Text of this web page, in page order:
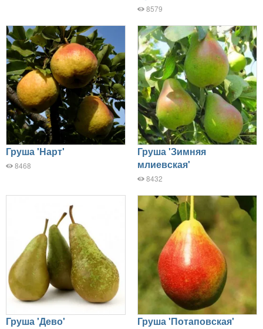
8579
Груша 'Нарт'
8468
Груша 'Зимняя
млиевская'
8432
Груша 'Дево' Груша 'Потаповская'